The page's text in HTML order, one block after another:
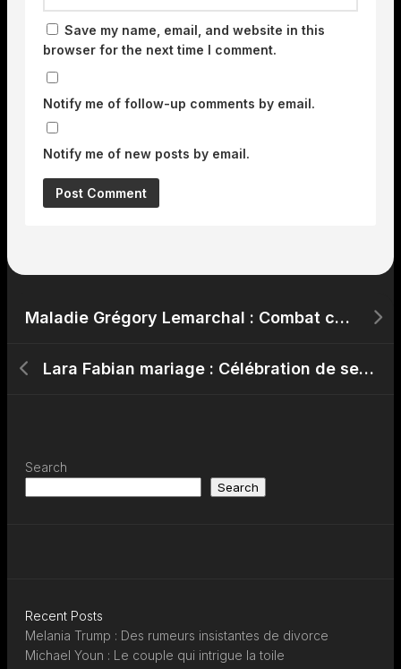
Save my name, email, and website in this
browser for the next time I comment.
Notify me of follow-up comments by email.
Notify me of new posts by email.
Maladie Grégory Lemarchal : Combat contre la mucoviscidose
Lara Fabian mariage : Célébration de ses 10 ans avec Gabriel Di Giorgio
Search
Search
Recent Posts
Melania Trump : Des rumeurs insistantes de divorce
Michael Youn : Le couple qui intrigue la toile